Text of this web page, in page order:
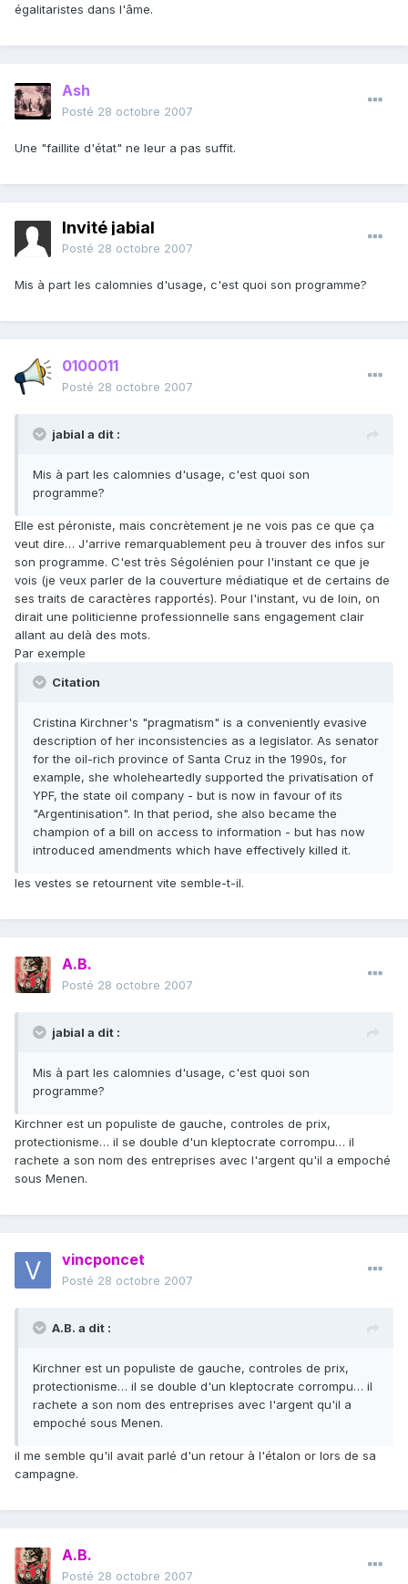
égalitaristes dans l'âme.
Ash
Posté 28 octobre 2007
Une "faillite d'état" ne leur a pas suffit.
Invité jabial
Posté 28 octobre 2007
Mis à part les calomnies d'usage, c'est quoi son programme?
0100011
Posté 28 octobre 2007
jabial a dit :
Mis à part les calomnies d'usage, c'est quoi son
programme?
Elle est péroniste, mais concrètement je ne vois pas ce que ça
veut dire… J'arrive remarquablement peu à trouver des infos sur
son programme. C'est très Ségolénien pour l'instant ce que je
vois (je veux parler de la couverture médiatique et de certains de
ses traits de caractères rapportés). Pour l'instant, vu de loin, on
dirait une politicienne professionnelle sans engagement clair
allant au delà des mots.
Par exemple
Citation
Cristina Kirchner's "pragmatism" is a conveniently evasive
description of her inconsistencies as a legislator. As senator
for the oil-rich province of Santa Cruz in the 1990s, for
example, she wholeheartedly supported the privatisation of
YPF, the state oil company - but is now in favour of its
"Argentinisation". In that period, she also became the
champion of a bill on access to information - but has now
introduced amendments which have effectively killed it.
les vestes se retournent vite semble-t-il.
A.B.
Posté 28 octobre 2007
jabial a dit :
Mis à part les calomnies d'usage, c'est quoi son
programme?
Kirchner est un populiste de gauche, controles de prix,
protectionisme… il se double d'un kleptocrate corrompu… il
rachete a son nom des entreprises avec l'argent qu'il a empoché
sous Menen.
vincponcet
Posté 28 octobre 2007
A.B. a dit :
Kirchner est un populiste de gauche, controles de prix,
protectionisme… il se double d'un kleptocrate corrompu… il
rachete a son nom des entreprises avec l'argent qu'il a
empoché sous Menen.
il me semble qu'il avait parlé d'un retour à l'étalon or lors de sa
campagne.
A.B.
Posté 28 octobre 2007